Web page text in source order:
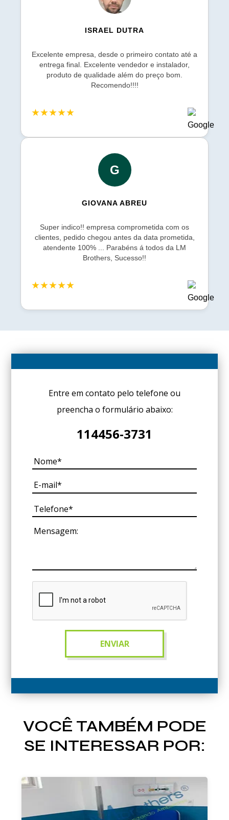
ISRAEL DUTRA
Excelente empresa, desde o primeiro contato até a
entrega final. Excelente vendedor e instalador,
produto de qualidade além do preço bom.
Recomendo!!!!
★★★★★
G
GIOVANA ABREU
Super indico!! empresa comprometida com os
clientes, pedido chegou antes da data prometida,
atendente 100% ... Parabéns á todos da LM
Brothers, Sucesso!!
★★★★★
Entre em contato pelo telefone ou
preencha o formulário abaixo:
114456-3731
VOCÊ TAMBÉM PODE
SE INTERESSAR POR: